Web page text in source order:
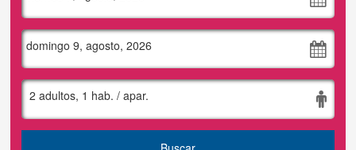
Tus reservas
Inicia sessión
Regístrate
domingo 9, agosto, 2026
2 adultos, 1 hab. / apar.